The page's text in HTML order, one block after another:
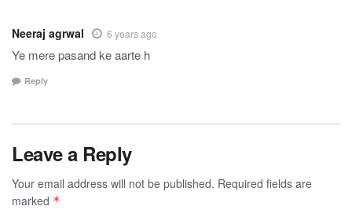
Neeraj agrwal 6 years ago
Ye mere pasand ke aarte h
Reply
Leave a Reply
Your email address will not be published. Required fields are
marked *